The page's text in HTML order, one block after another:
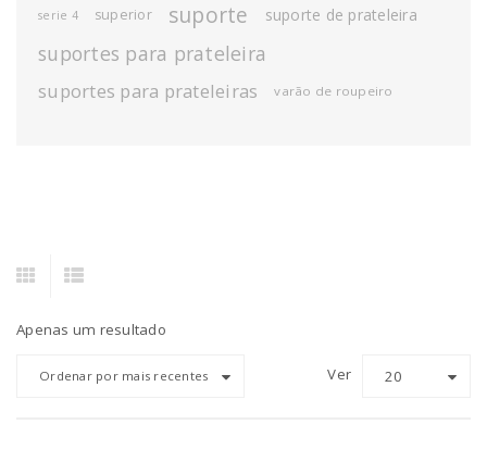
serie 4 superior suporte suporte de prateleira
suportes para prateleira
suportes para prateleiras varão de roupeiro
Apenas um resultado
Ordenar por mais recentes Ver 20